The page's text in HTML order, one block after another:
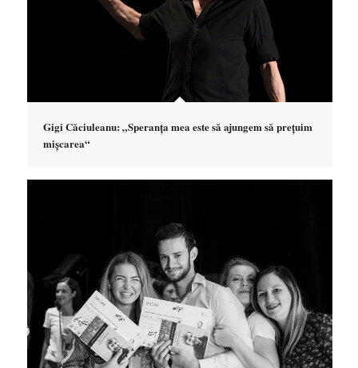
Gigi Căciuleanu: „Speranța mea este să ajungem să prețuim
mișcarea“